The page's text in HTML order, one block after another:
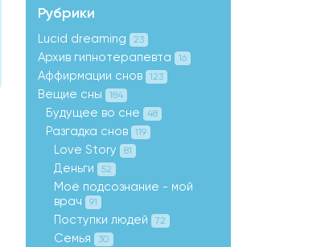
Рубрики
Lucid dreaming 23
Архив гипнотерапевта 16
Аффирмации снов 123
Вещие сны 184
Будущее во сне 48
Разгадка снов 119
Love Story 81
Деньги 52
Моё подсознание - мой
врач
91
Поступки людей 72
Семья 30